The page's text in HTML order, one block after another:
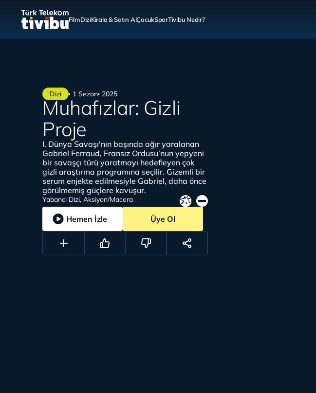
FilmDiziKirala & Satın AlÇocukSporTivibu Nedir?
Dizi 1 Sezon 2025
Muhafızlar: Gizli
Proje
I. Dünya Savaşı'nın başında ağır yaralanan
Gabriel Ferraud, Fransız Ordusu’nun yepyeni
bir savaşçı türü yaratmayı hedefleyen çok
gizli araştırma programına seçilir. Gizemli bir
serum enjekte edilmesiyle Gabriel, daha önce
görülmemiş güçlere kavuşur.
Yabancı Dizi, Aksiyon/Macera
Hemen İzle Üye Ol